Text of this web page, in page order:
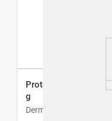
Protector Solar
g
Dermaglós